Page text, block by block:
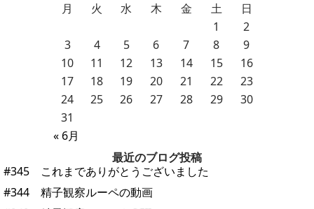
月
火 水 木 金 土 日
« 6月
1
2
3
4 5 6 7 8
9
10
11 12 13 14 15
16
17
18 19 20 21 22
23
24
25 26 27 28 29
30
31
最近のブログ投稿
#345 これまでありがとうございました
#344 精子観察ルーペの動画